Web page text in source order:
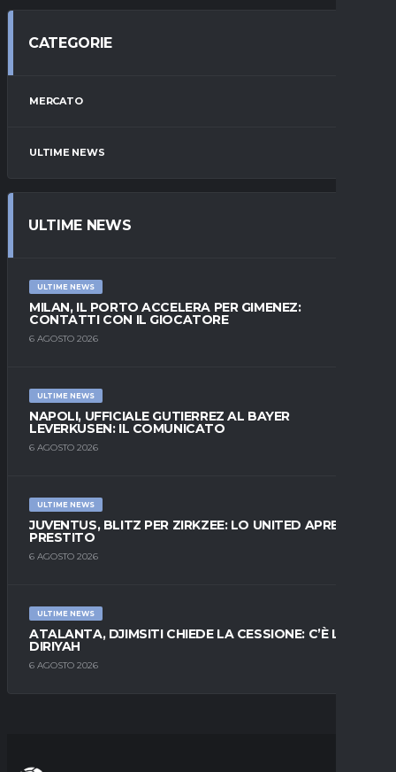
CATEGORIE
MERCATO
ULTIME NEWS
ULTIME NEWS
ULTIME NEWS
MILAN, IL PORTO ACCELERA PER GIMENEZ:
CONTATTI CON IL GIOCATORE
6 AGOSTO 2026
ULTIME NEWS
NAPOLI, UFFICIALE GUTIERREZ AL BAYER
LEVERKUSEN: IL COMUNICATO
6 AGOSTO 2026
ULTIME NEWS
JUVENTUS, BLITZ PER ZIRKZEE: LO UNITED APRE AL
PRESTITO
6 AGOSTO 2026
ULTIME NEWS
ATALANTA, DJIMSITI CHIEDE LA CESSIONE: C’È L’AL-
DIRIYAH
6 AGOSTO 2026